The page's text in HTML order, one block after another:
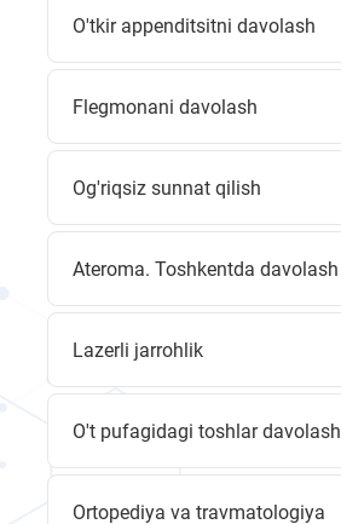
O'tkir appenditsitni davolash
Flegmonani davolash
Og'riqsiz sunnat qilish
Ateroma. Toshkentda davolash
Lazerli jarrohlik
O't pufagidagi toshlar davolash
Ortopediya va travmatologiya